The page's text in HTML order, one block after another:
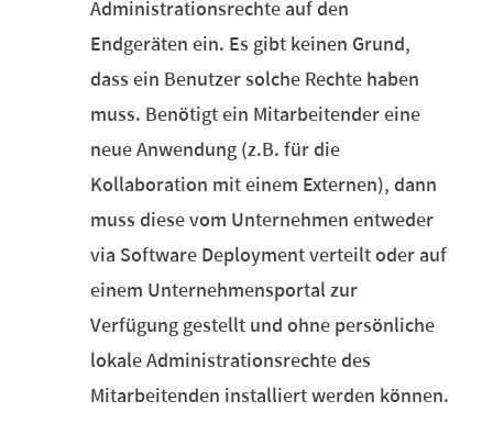
Administrationsrechte auf den
Endgeräten ein. Es gibt keinen Grund,
dass ein Benutzer solche Rechte haben
muss. Benötigt ein Mitarbeitender eine
neue Anwendung (z.B. für die
Kollaboration mit einem Externen), dann
muss diese vom Unternehmen entweder
via Software Deployment verteilt oder auf
einem Unternehmensportal zur
Verfügung gestellt und ohne persönliche
lokale Administrationsrechte des
Mitarbeitenden installiert werden können.